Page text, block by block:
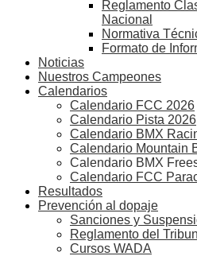
Reglamento
Nacional
Normativa
Formato de
Noticias
Nuestros Campeones
Calendarios
Calendario FCC 2026
Calendario Pista 2026
Calendario BMX
Calendario Mountain
Calendario BMX
Calendario FCC
Resultados
Prevención al dopaje
Sanciones y
Reglamento del
Cursos WADA